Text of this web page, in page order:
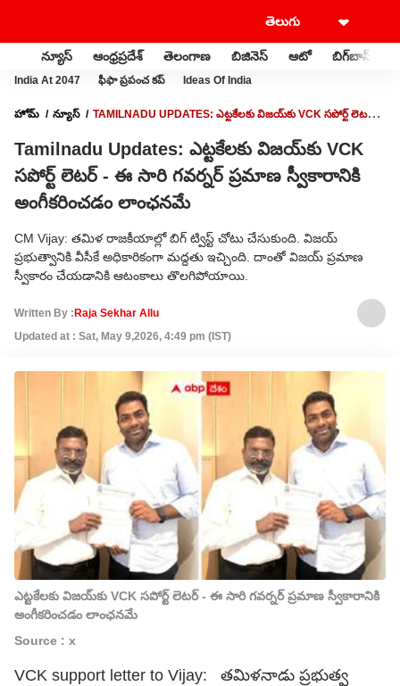
న్యూస్ ఆంధ్రప్రదేశ్ తెలంగాణ బిజినెస్ ఆటో బిగ్‌బాస్
India At 2047 ఫీఫా ప్రపంచ కప్ Ideas Of India
హోమ్ న్యూస్
TAMILNADU UPDATES: ఎట్టకేలకు విజయ్‌కు VCK సపోర్ట్ లెటర్ -
Tamilnadu Updates: ఎట్టకేలకు విజయ్‌కు VCK
సపోర్ట్ లెటర్ - ఈ సారి గవర్నర్ ప్రమాణ స్వీకారానికి
అంగీకరించడం లాంఛనమే
CM Vijay: తమిళ రాజకీయాల్లో బిగ్ ట్విస్ట్ చోటు చేసుకుంది. విజయ్
ప్రభుత్వానికి వీసీకే అధికారికంగా మద్దతు ఇచ్చింది. దాంతో విజయ్ ప్రమాణ
స్వీకారం చేయడానికి ఆటంకాలు తొలగిపోయాయి.
Written By : Raja Sekhar Allu
Updated at : Sat, May 9,2026, 4:49 pm (IST)
ఎట్టకేలకు విజయ్‌కు VCK సపోర్ట్ లెటర్ - ఈ సారి గవర్నర్ ప్రమాణ స్వీకారానికి
అంగీకరించడం లాంఛనమే
Source : x
VCK support letter to Vijay: తమిళనాడు ప్రభుత్వ